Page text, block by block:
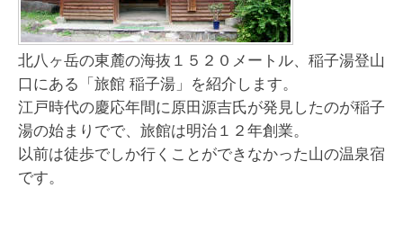
北八ヶ岳の東麓の海抜１５２０メートル、稲子湯登山
口にある「旅館 稲子湯」を紹介します。
江戸時代の慶応年間に原田源吉氏が発見したのが稲子
湯の始まりでで、旅館は明治１２年創業。
以前は徒歩でしか行くことができなかった山の温泉宿
です。